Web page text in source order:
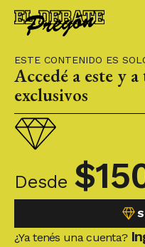
ESTE CONTENIDO ES
Accedé a este y
exclusivos
Desde $
¿Ya tenés una cuenta?